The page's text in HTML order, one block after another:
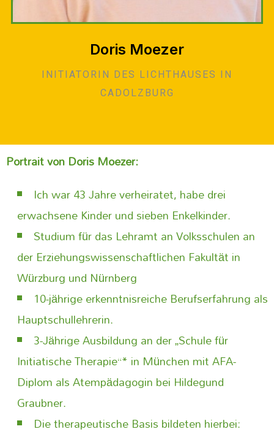
Doris Moezer
INITIATORIN DES LICHTHAUSES IN
CADOLZBURG
Portrait von Doris Moezer:
Ich war 43 Jahre verheiratet, habe drei
erwachsene Kinder und sieben Enkelkinder.
Studium für das Lehramt an Volksschulen an
der Erziehungswissenschaftlichen Fakultät in
Würzburg und Nürnberg
10-jährige erkenntnisreiche Berufserfahrung als
Hauptschullehrerin.
3-Jährige Ausbildung an der „Schule für
Initiatische Therapie“* in München mit AFA-
Diplom als Atempädagogin bei Hildegund
Graubner.
Die therapeutische Basis bildeten hierbei: